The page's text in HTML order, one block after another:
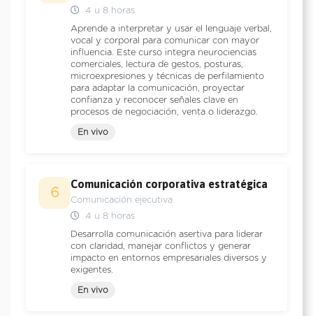
4 u 8 horas
Aprende a interpretar y usar el lenguaje verbal,
vocal y corporal para comunicar con mayor
influencia. Este curso integra neurociencias
comerciales, lectura de gestos, posturas,
microexpresiones y técnicas de perfilamiento
para adaptar la comunicación, proyectar
confianza y reconocer señales clave en
procesos de negociación, venta o liderazgo.
En vivo
6
Comunicación corporativa estratégica
Comunicación ejecutiva
4 u 8 horas
Desarrolla comunicación asertiva para liderar
con claridad, manejar conflictos y generar
impacto en entornos empresariales diversos y
exigentes.
En vivo